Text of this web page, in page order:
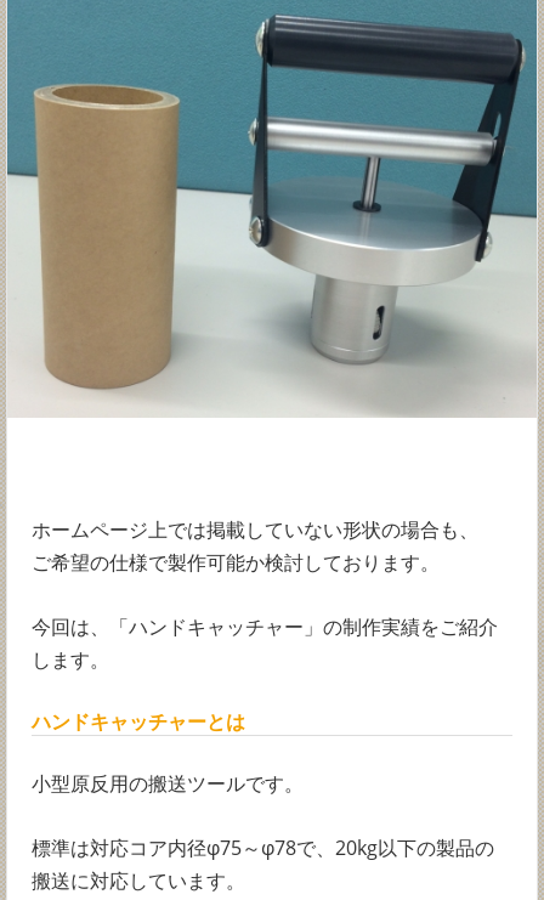
ホームページ上では掲載していない形状の場合も、
ご希望の仕様で製作可能か検討しております。
今回は、「ハンドキャッチャー」の制作実績をご紹介
します。
ハンドキャッチャーとは
小型原反用の搬送ツールです。
標準は対応コア内径φ75～φ78で、20kg以下の製品の
搬送に対応しています。